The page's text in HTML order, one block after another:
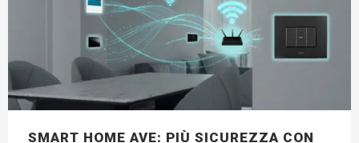
SMART HOME AVE: PIÙ SICUREZZA CON